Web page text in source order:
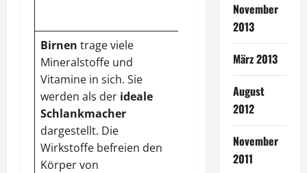
Cholesterinwerte
Birnen trage viele
Mineralstoffe und
Vitamine in sich. Sie
werden als der ideale
Schlankmacher
dargestellt. Die
Wirkstoffe befreien den
Körper von
November
2013
März 2013
August
2012
November
2011